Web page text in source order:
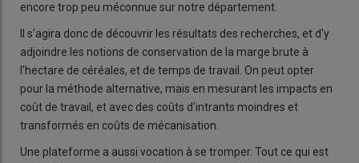
encore trop peu méconnue sur notre département.
Il s'agira donc de découvrir les résultats des recherches, et d'y
adjoindre les notions de conservation de la marge brute à
l'hectare de céréales, et de temps de travail. On peut opter
pour la méthode alternative, mais en mesurant les impacts en
coût de travail, et avec des coûts d'intrants moindres et
transformés en coûts de mécanisation.
Une plateforme a aussi vocation à se tromper. Tout ce qui est